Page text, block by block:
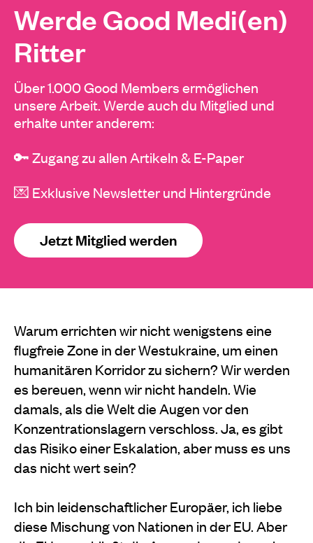
Werde Good Medi(en)
Ritter
Über 1.000 Good Members ermöglichen
unsere Arbeit. Werde auch du Mitglied und
erhalte unter anderem:
🔑 Zugang zu allen Artikeln & E-Paper
💌 Exklusive Newsletter und Hintergründe
Jetzt Mitglied werden
Warum errichten wir nicht wenigstens eine
flugfreie Zone in der Westukraine, um einen
humanitären Korridor zu sichern? Wir werden
es bereuen, wenn wir nicht handeln. Wie
damals, als die Welt die Augen vor den
Konzentrationslagern verschloss. Ja, es gibt
das Risiko einer Eskalation, aber muss es uns
das nicht wert sein?
Ich bin leidenschaftlicher Europäer, ich liebe
diese Mischung von Nationen in der EU. Aber